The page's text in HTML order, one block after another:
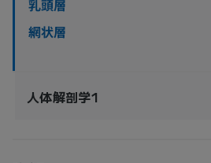
乳頭層
網状層
人体解剖学1